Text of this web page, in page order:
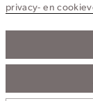
privacy- en